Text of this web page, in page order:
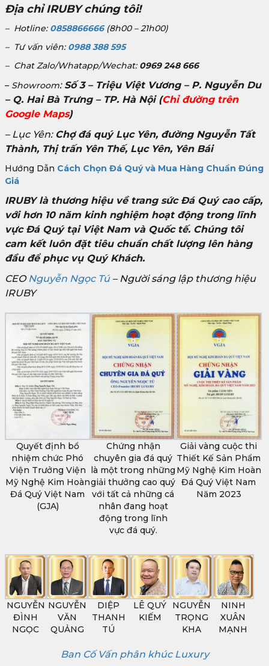
Địa chỉ IRUBY chúng tôi!
– Hotline: 0858866666(8h00 – 21h00)
– Tư vấn viên: 0988 388 595
– Chat Zalo/Whatapp/Wechat: 0969 248 666
– Showroom: Số 3 – Triệu Việt Vương – P. Nguyễn Du
– Q. Hai Bà Trưng – TP. Hà Nội(Chỉ đường trên
Google Maps)
– Lục Yên: Chợ đá quý Lục Yên, đường Nguyễn Tất
Thành, Thị trấn Yên Thế, Lục Yên, Yên Bái
Hướng Dẫn Cách Chọn Đá Quý và Mua Hàng Chuẩn Đúng
Giá
IRUBY là thương hiệu về trang sức Đá Quý cao cấp,
với hơn 10 năm kinh nghiệm hoạt động trong lĩnh
vực Đá Quý tại Việt Nam và Quốc tế. Chúng tôi
cam kết luôn đặt tiêu chuẩn chất lượng lên hàng
đầu để phục vụ Quý Khách.
CEONguyễn Ngọc Tú– Người sáng lập thương hiệu
IRUBY
Quyết định bổ
nhiệm chức Phó
Viện Trưởng Viện
Mỹ Nghệ Kim Hoàn
Đá Quý Việt Nam
(GJA)
Chứng nhận
chuyên gia đá quý
là một trong những
giải thưởng cao quý
với tất cả những cá
nhân đang hoạt
động trong lĩnh
vực đá quý.
Giải vàng cuộc thi
Thiết Kế Sản Phẩm
Mỹ Nghệ Kim Hoàn
Đá Quý Việt Nam
Năm 2023
NGUYỄN
ĐÌNH
NGỌC
NGUYỄN
VĂN
QUẢNG
DIỆP
THANH
TÚ
LÊ QUÝ
KIẾM
NGUYỄN
TRỌNG
KHA
NINH
XUÂN
MẠNH
Ban Cố Vấn phân khúc Luxury